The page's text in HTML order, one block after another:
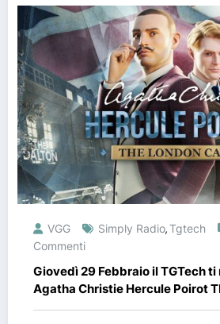
VGG Simply Radio,Tgtech
Commenti
Giovedì 29 Febbraio il TGTech ti
Agatha Christie Hercule Poirot
Playstation!